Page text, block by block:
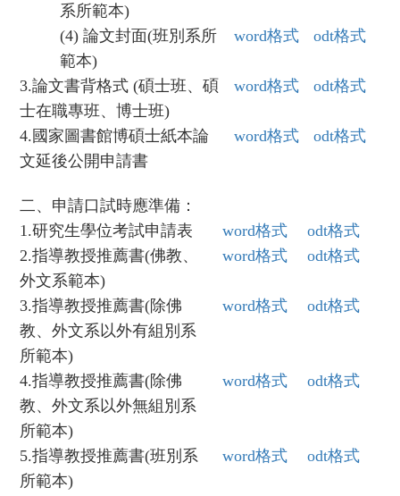
系所範本)
(4) 論文封面(班別系所
範本)
word格式 odt格式
3.論文書背格式 (碩士班、碩
士在職專班、博士班)
word格式 odt格式
4. 國家圖書館博碩士紙本論
文延後公開申請書
word格式 odt格式
二、申請口試時應準備：
1.研究生學位考試申請表 word格式 odt格式
2.指導教授推薦書(佛教、
外文系範本)
word格式 odt格式
3.指導教授推薦書(除佛
教、外文系以外有組別系
所範本)
word格式 odt格式
4.指導教授推薦書(除佛
教、外文系以外無組別系
所範本)
word格式 odt格式
5.指導教授推薦書(班別系
所範本)
word格式 odt格式